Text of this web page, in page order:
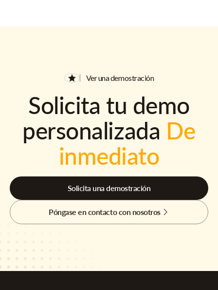
Ver una demostración
Solicita tu demo
personalizada De
inmediato
Solicita una demostración
Póngase en contacto con nosotros